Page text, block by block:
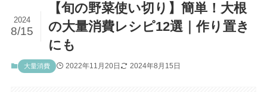
【旬の野菜使い切り】簡単！大根
の大量消費レシピ12選｜作り置き
にも
2024
8/15
大量消費 2022年11月20日 2024年8月15日